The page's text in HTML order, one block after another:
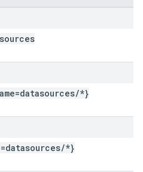
/*}
/*}